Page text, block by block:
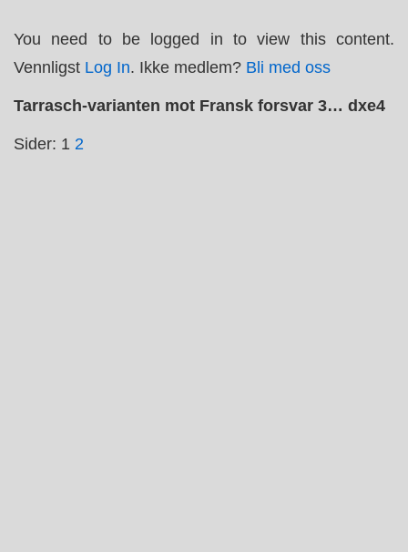
Hopp
hovedinnholdet
You need to be logged in to view this content.
Vennligst Log In. Ikke medlem? Bli med oss
Tarrasch-varianten mot Fransk forsvar 3… dxe4
Sider: 1 2